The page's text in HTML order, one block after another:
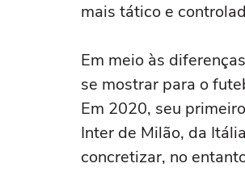
mais tático e
Em meio às
se mostrar para o
Em 2020, seu
Inter de Milão, da
concretizar, no